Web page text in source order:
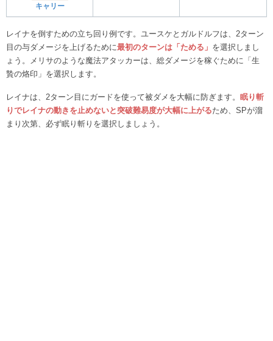
キャリー
レイナを倒すための立ち回り例です。ユースケとガルドルフは、2ターン
目の与ダメージを上げるために最初のターンは「ためる」 を選択しまし
ょう。メリサのような魔法アタッカーは、総ダメージを稼ぐために「生
贄の烙印」を選択します。
レイナは、2ターン目にガードを使って被ダメを大幅に防ぎます。 眠り斬
りでレイナの動きを止めないと突破難易度が大幅に上がるため、SPが溜
まり次第、必ず眠り斬りを選択しましょう。